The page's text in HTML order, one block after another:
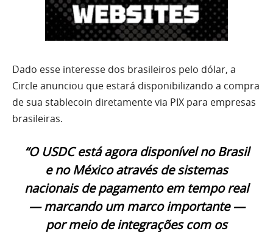
Dado esse interesse dos brasileiros pelo dólar, a
Circle anunciou que estará disponibilizando a compra
de sua stablecoin diretamente via PIX para empresas
brasileiras.
“O USDC está agora disponível no Brasil
e no México através de sistemas
nacionais de pagamento em tempo real
— marcando um marco importante —
por meio de integrações com os